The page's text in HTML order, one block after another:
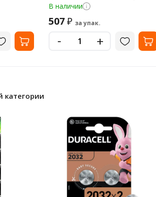
В наличии
507₽ за упак.
- +
категории